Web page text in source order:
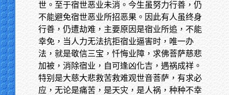
世。至于宿世恶业未消。今生虽努力行善，仍
不能避免宿世恶业所招恶果。因此有人虽终身
行善，仍遭劫难，主要原因是宿业所追，不能
幸免，当人力无法抗拒宿业逼害时，唯一办
法，就是敬信三宝，忏悔业障，求佛菩萨慈悲
加被，消除宿业，自可逢凶化吉，遇祸成祥。
特别是大慈大悲救苦救难观世音菩萨，有求必
应，无论是痛苦，是天灾，是人祸，种种不幸